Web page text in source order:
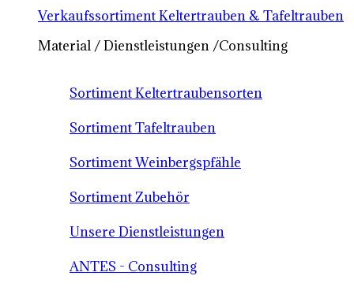
Verkaufssortiment Keltertrauben & Tafeltrauben
Material / Dienstleistungen /Consulting
Sortiment Keltertraubensorten
Sortiment Tafeltrauben
Sortiment Weinbergspfähle
Sortiment Zubehör
Unsere Dienstleistungen
ANTES - Consulting